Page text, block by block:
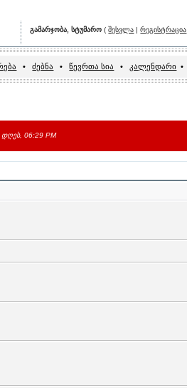
გამარჯობა, სტუმარო (შესვლა |რეგისტრაცია
• ძებნა • წევრთა სია • კალენდარი •
დღეს, 06:29 PM